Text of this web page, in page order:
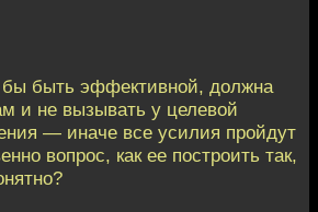
бы быть эффективной, должна
и не вызывать у целевой
— иначе все усилия пройдут
вопрос, как ее построить так,